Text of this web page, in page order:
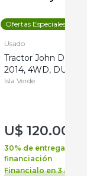
Ofertas Especiales
Usado
Tractor John Deere
2014, 4WD, DUAL
Isla Verde
U$ 120.000
30% de entrega +
financiación
Financialo en 3 años